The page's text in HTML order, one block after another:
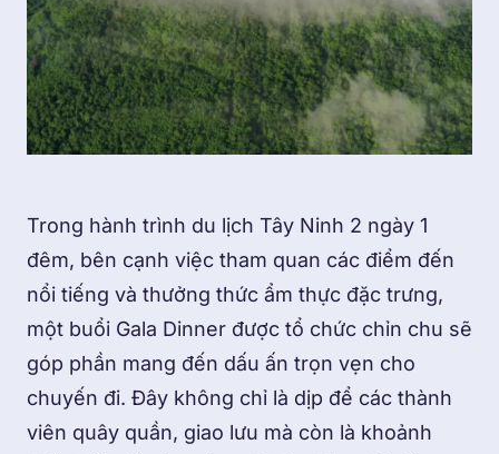
Trong hành trình du lịch Tây Ninh 2 ngày 1
đêm, bên cạnh việc tham quan các điểm đến
nổi tiếng và thưởng thức ẩm thực đặc trưng,
một buổi Gala Dinner được tổ chức chỉn chu sẽ
góp phần mang đến dấu ấn trọn vẹn cho
chuyến đi. Đây không chỉ là dịp để các thành
viên quây quần, giao lưu mà còn là khoảnh